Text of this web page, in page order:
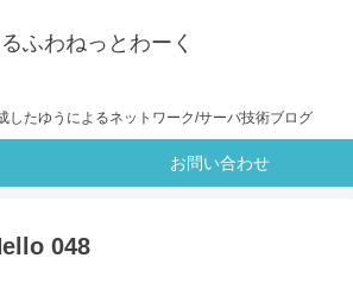
ふわねっとわーく
したゆうによるネットワーク/サーバ技術ブログ
お問い合わせ
048